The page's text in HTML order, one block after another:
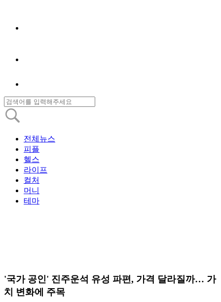
전체뉴스
피플
헬스
라이프
컬처
머니
테마
'국가 공인' 진주운석 유성 파편, 가격 달라질까… 가
치 변화에 주목